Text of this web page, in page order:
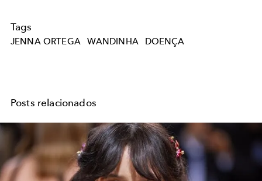
Tags
JENNA ORTEGA WANDINHA DOENÇA
Posts relacionados